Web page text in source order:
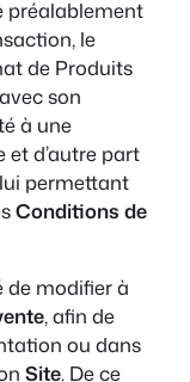
préalablement
le
de Produits
son
à une
d’autre part
permettant
Conditions de
de modifier à
, afin de
ou dans
Site. De ce